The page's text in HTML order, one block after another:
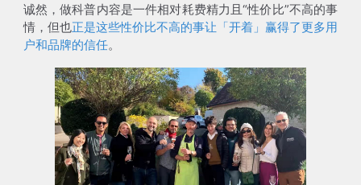
诚然，做科普内容是一件相对耗费精力且“性价比”不高的事
情，但也正是这些性价比不高的事让「开着」赢得了更多用
户和品牌的信任。